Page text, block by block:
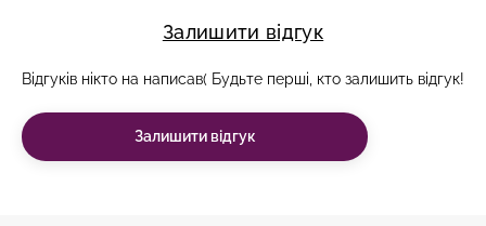
Залишити відгук
Відгуків нікто на написав( Будьте перші, кто залишить відгук!
Залишити відгук